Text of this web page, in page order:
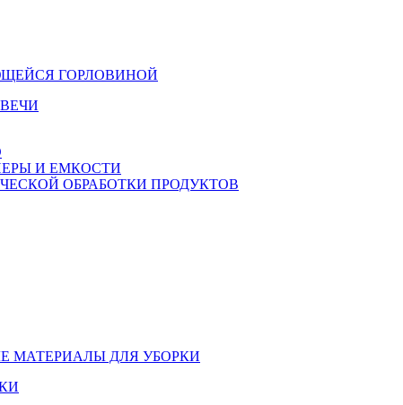
ГОРЛОВИНОЙ
И ЕМКОСТИ
ОБРАБОТКИ ПРОДУКТОВ
МАТЕРИАЛЫ ДЛЯ УБОРКИ